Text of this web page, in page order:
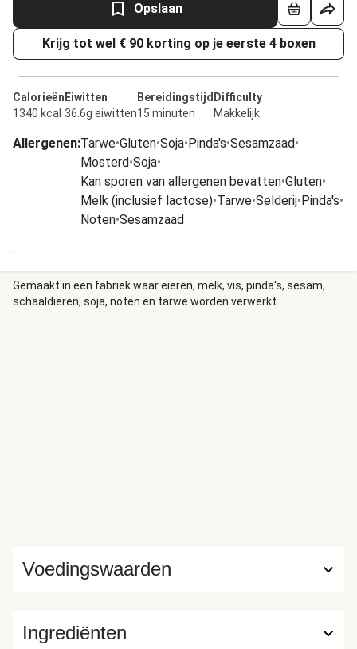
Opslaan
Krijg tot wel € 90 korting op je eerste 4 boxen
Calorieën
1340 kcal
Eiwitten
36.6g eiwitten
Bereidingstijd
15 minuten
Difficulty
Makkelijk
Allergenen:Tarwe•Gluten•Soja•Pinda's•Sesamzaad•
Mosterd•Soja•
Kan sporen van allergenen bevatten•Gluten•
Melk (inclusief lactose)•Tarwe•Selderij•Pinda's•
Noten•Sesamzaad
.
Gemaakt in een fabriek waar eieren, melk, vis, pinda's, sesam,
schaaldieren, soja, noten en tarwe worden verwerkt.
Ingrediënten
Voedingswaarden